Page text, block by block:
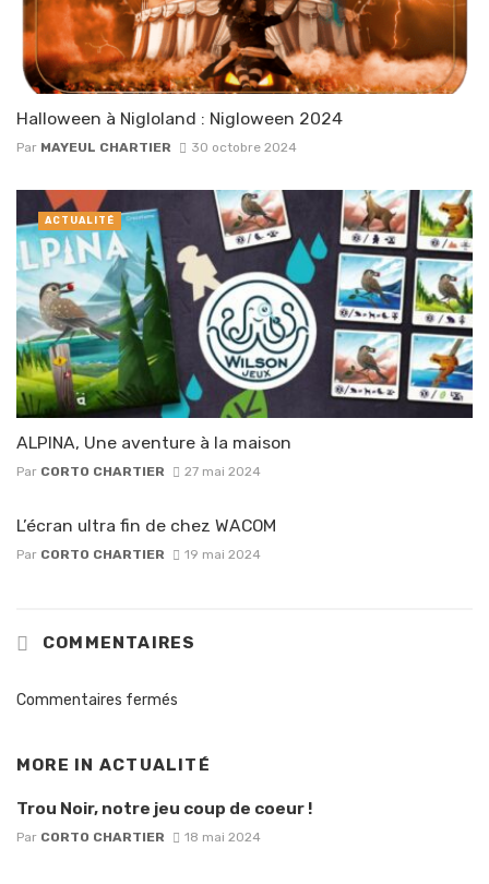
Halloween à Nigloland : Nigloween 2024
Par MAYEUL CHARTIER 30 octobre 2024
ALPINA, Une aventure à la maison
Par CORTO CHARTIER 27 mai 2024
ACTUALITÉ
L’écran ultra fin de chez WACOM
Par CORTO CHARTIER 19 mai 2024
COMMENTAIRES
Commentaires fermés
MORE IN ACTUALITÉ
Trou Noir, notre jeu coup de coeur !
Par CORTO CHARTIER 18 mai 2024